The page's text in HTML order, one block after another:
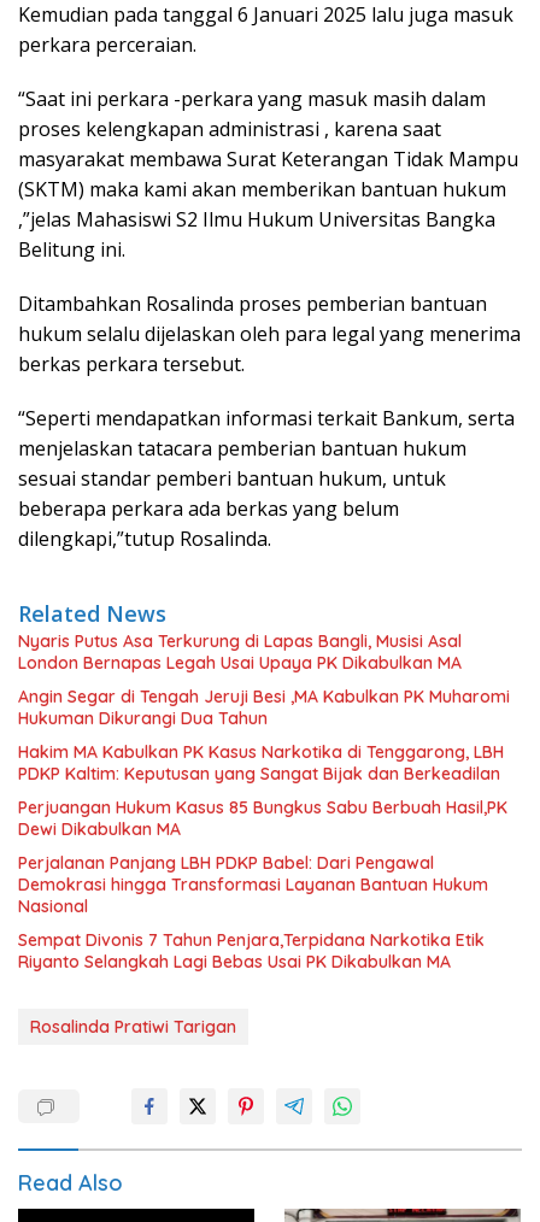
Kemudian pada tanggal 6 Januari 2025 lalu juga masuk
perkara perceraian.
“Saat ini perkara -perkara yang masuk masih dalam
proses kelengkapan administrasi , karena saat
masyarakat membawa Surat Keterangan Tidak Mampu
(SKTM) maka kami akan memberikan bantuan hukum
,”jelas Mahasiswi S2 Ilmu Hukum Universitas Bangka
Belitung ini.
Ditambahkan Rosalinda proses pemberian bantuan
hukum selalu dijelaskan oleh para legal yang menerima
berkas perkara tersebut.
“Seperti mendapatkan informasi terkait Bankum, serta
menjelaskan tatacara pemberian bantuan hukum
sesuai standar pemberi bantuan hukum, untuk
beberapa perkara ada berkas yang belum
dilengkapi,”tutup Rosalinda.
Related News
Nyaris Putus Asa Terkurung di Lapas Bangli, Musisi Asal
London Bernapas Legah Usai Upaya PK Dikabulkan MA
Angin Segar di Tengah Jeruji Besi ,MA Kabulkan PK Muharomi
Hukuman Dikurangi Dua Tahun
Hakim MA Kabulkan PK Kasus Narkotika di Tenggarong, LBH
PDKP Kaltim: Keputusan yang Sangat Bijak dan Berkeadilan
Perjuangan Hukum Kasus 85 Bungkus Sabu Berbuah Hasil,PK
Dewi Dikabulkan MA
Perjalanan Panjang LBH PDKP Babel: Dari Pengawal
Demokrasi hingga Transformasi Layanan Bantuan Hukum
Nasional
Sempat Divonis 7 Tahun Penjara,Terpidana Narkotika Etik
Riyanto Selangkah Lagi Bebas Usai PK Dikabulkan MA
Rosalinda Pratiwi Tarigan
Read Also